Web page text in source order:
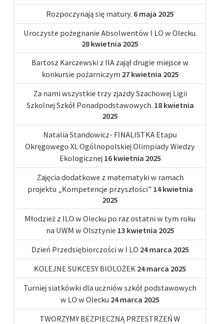
Rozpoczynają się matury. 6 maja 2025
Uroczyste pożegnanie Absolwentów I LO w Olecku.
28 kwietnia 2025
Bartosz Karczewski z IIA zajął drugie miejsce w
konkursie pożarniczym 27 kwietnia 2025
Za nami wszystkie trzy zjazdy Szachowej Ligii
Szkolnej Szkół Ponadpodstawowych. 18 kwietnia
2025
Natalia Standowicz- FINALISTKA Etapu
Okręgowego XL Ogólnopolskiej Olimpiady Wiedzy
Ekologicznej 16 kwietnia 2025
Zajęcia dodatkowe z matematyki w ramach
projektu „Kompetencje przyszłości” 14 kwietnia
2025
Młodzież z ILO w Olecku po raz ostatni w tym roku
na UWM w Olsztynie 13 kwietnia 2025
Dzień Przedsiębiorczości w I LO 24 marca 2025
KOLEJNE SUKCESY BIOLOŻEK 24 marca 2025
Turniej siatkówki dla uczniów szkół podstawowych
w LO w Olecku 24 marca 2025
TWORZYMY BEZPIECZNĄ PRZESTRZEŃ W